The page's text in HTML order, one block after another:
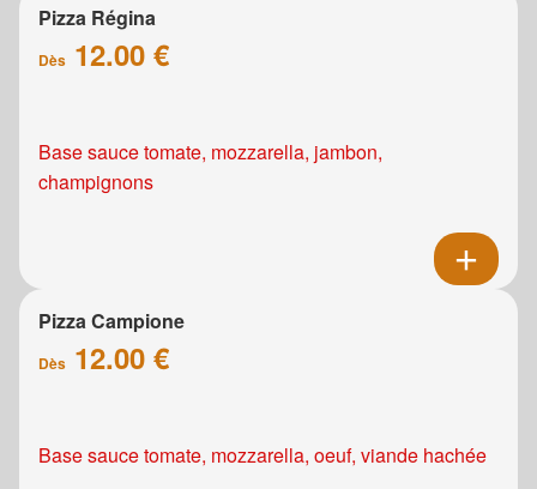
Pizza Régina
Dès 12.00 €
Base sauce tomate, mozzarella, jambon,
champignons
Pizza Campione
Dès 12.00 €
Base sauce tomate, mozzarella, oeuf, viande hachée